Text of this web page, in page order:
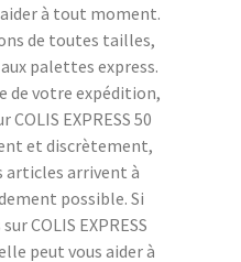
à tout moment.
de toutes tailles,
palettes express.
de votre expédition,
EXPRESS 50
et discrètement,
articles arrivent à
possible. Si
COLIS EXPRESS
peut vous aider à